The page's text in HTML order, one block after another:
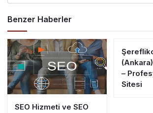
Benzer Haberler
SEO Hizmeti ve SEO
–
Sitesi